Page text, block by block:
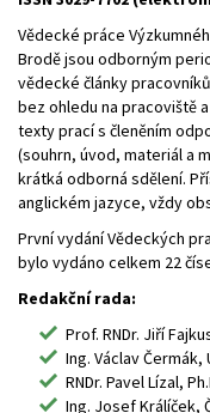
Vědecké práce
Brodě jsou odborným
vědecké články
bez ohledu na pracoviště
texty prací s členěním
(souhrn, úvod, materiál a
krátká odborná sdělení.
anglickém jazyce, vždy
První vydání Vědeckých
bylo vydáno celkem 22
Redakční rada:
Prof. RNDr. Jiří
Ing. Václav Čermák,
RNDr. Pavel Lízal,
Ing. Josef Králíček,